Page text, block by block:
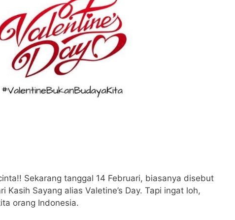
Sekarang tanggal 14 Februari, biasanya disebut
Kasih Sayang alias Valetine’s Day. Tapi ingat loh,
orang Indonesia.